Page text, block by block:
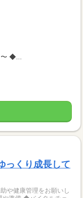
◆...
っくり成長して
や健康管理をお願いし